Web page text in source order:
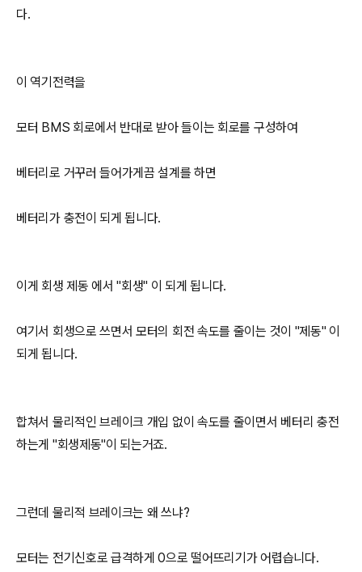
다.
이 역기전력을
모터 BMS 회로에서 반대로 받아 들이는 회로를 구성하여
베터리로 거꾸러 들어가게끔 설계를 하면
베터리가 충전이 되게 됩니다.
이게 회생 제동 에서 "회생" 이 되게 됩니다.
여기서 회생으로 쓰면서 모터의 회전 속도를 줄이는 것이 "제동" 이
되게 됩니다.
합쳐서 물리적인 브레이크 개입 없이 속도를 줄이면서 베터리 충전
하는게 "회생제동"이 되는거죠.
그런데 물리적 브레이크는 왜 쓰냐?
모터는 전기신호로 급격하게 0으로 떨어뜨리기가 어렵습니다.